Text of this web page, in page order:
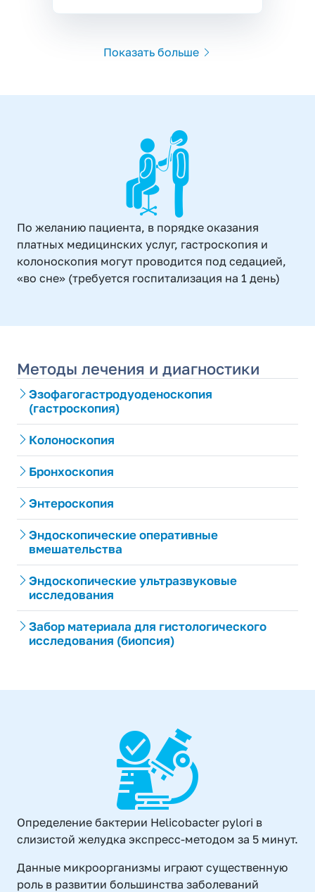
Показать больше
По желанию пациента, в порядке оказания
платных медицинских услуг, гастроскопия и
колоноскопия могут проводится под седацией,
«во сне» (требуется госпитализация на 1 день)
Методы лечения и диагностики
Эзофагогастродуоденоскопия
(гастроскопия)
Колоноскопия
Бронхоскопия
Энтероскопия
Эндоскопические оперативные
вмешательства
Эндоскопические ультразвуковые
исследования
Забор материала для гистологического
исследования (биопсия)
Определение бактерии Helicobacter pylori в
слизистой желудка экспресс-методом за 5 минут.
Данные микроорганизмы играют существенную
роль в развитии большинства заболеваний